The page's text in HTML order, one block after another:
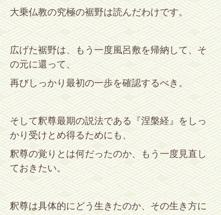
大乗仏教の究極の裾野は読んだわけです。
広げた裾野は、もう一度風呂敷を帰納して、そ
の元に還って、
再びしっかり最初の一歩を確認するべき。
そして釈尊最期の説法である『涅槃経』をしっ
かり受けとめ得るためにも、
釈尊の覚りとは何だったのか、もう一度見直し
ておきたい。
釈尊は具体的にどう生きたのか、その生き方に